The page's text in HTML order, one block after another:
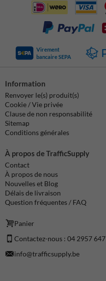
Virement
bancaire SEPA
Information
Renvoyer le(s) produit(s)
Cookie / Vie privée
Clause de non responsabilité
Sitemap
Conditions générales
À propos de TrafficSupply
Contact
À propos de nous
Nouvelles et Blog
Délais de livraison
Question fréquentes / FAQ
Panier
Contactez-nous : 04 2957 647
info@trafficsupply.be